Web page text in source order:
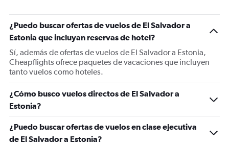
¿Puedo buscar ofertas de vuelos de El Salvador a
Estonia que incluyan reservas de hotel?
Sí, además de ofertas de vuelos de El Salvador a Estonia,
Cheapflights ofrece paquetes de vacaciones que incluyen
tanto vuelos como hoteles.
¿Cómo busco vuelos directos de El Salvador a
Estonia?
¿Puedo buscar ofertas de vuelos en clase ejecutiva
de El Salvador a Estonia?